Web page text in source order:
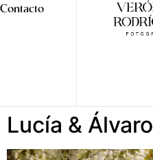
Contacto
Lucía & Álvaro